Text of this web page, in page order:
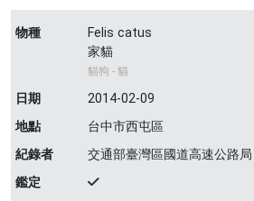
物種
Felis catus
家貓
貓狗 - 貓
日期
2014-02-09
地點
台中市西屯區
紀錄者
交通部臺灣區國道高速公路局
鑑定